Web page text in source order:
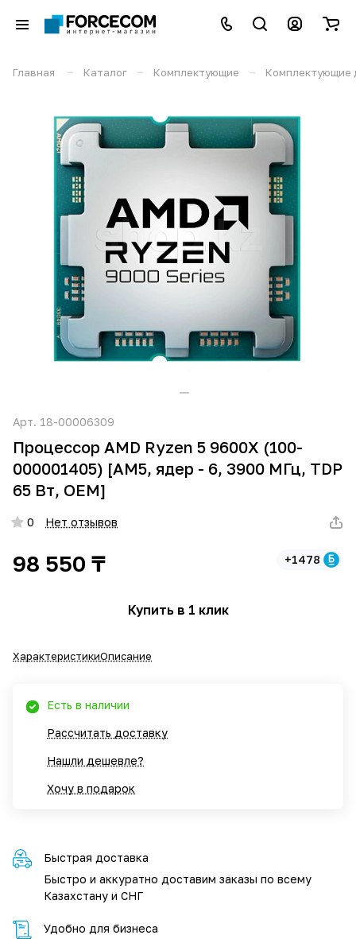
Главная – Каталог – Комплектующие – Комплектующие
Арт. 18-00006309
Процессор AMD Ryzen 5 9600X (100-
000001405) [AM5, ядер - 6, 3900 МГц, TDP
65 Вт, OEM]
0 Нет отзывов
98 550 ₸ +1478
Купить в 1 клик
ХарактеристикиОписание
Есть в наличии
Рассчитать доставку
Нашли дешевле?
Хочу в подарок
Быстрая доставка
Быстро и аккуратно доставим заказы по всему
Казахстану и СНГ
Удобно для бизнеса